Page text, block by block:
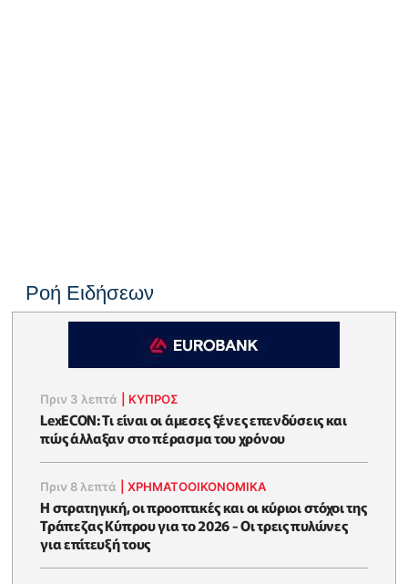
Ροή Ειδήσεων
Πριν 3 λεπτά ΚΥΠΡΟΣ
LexECON: Τι είναι οι άμεσες ξένες επενδύσεις και
πώς άλλαξαν στο πέρασμα του χρόνου
Πριν 8 λεπτά |ΧΡΗΜΑΤΟΟΙΚΟΝΟΜΙΚΆ
Η στρατηγική, οι προοπτικές και οι κύριοι στόχοι της
Τράπεζας Κύπρου για το 2026 - Οι τρεις πυλώνες
για επίτευξή τους